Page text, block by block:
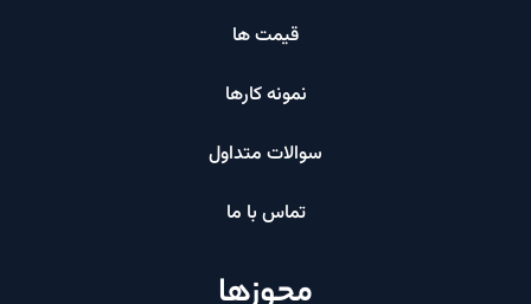
قیمت ها
نمونه کارها
سوالات متداول
تماس با ما